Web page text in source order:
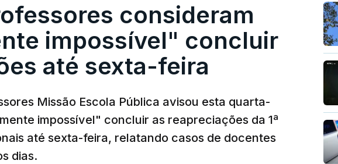
consideram
impossível" concluir
até sexta-feira
Missão Escola Pública avisou esta quarta-
impossível" concluir as reapreciações da 1ª
até sexta-feira, relatando casos de docentes
dias.